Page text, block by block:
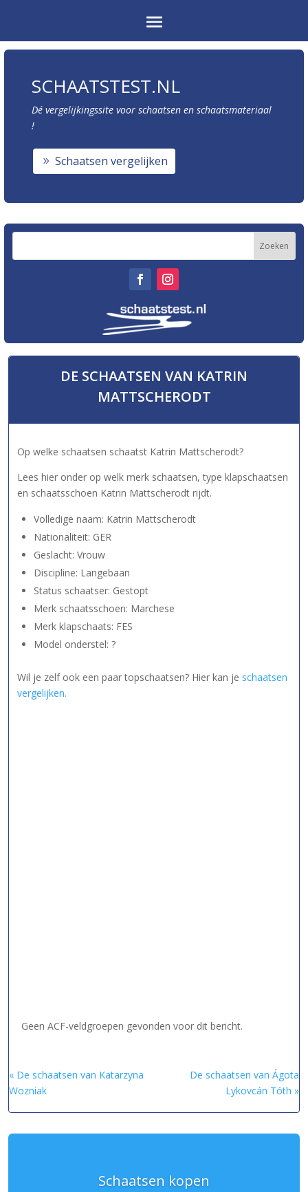
SCHAATSTEST.NL
Dé vergelijkingssite voor schaatsen en schaatsmateriaal
!
Schaatsen vergelijken
DE SCHAATSEN VAN KATRIN
MATTSCHERODT
Op welke schaatsen schaatst Katrin Mattscherodt?
Lees hier onder op welk merk schaatsen, type klapschaatsen
en schaatsschoen Katrin Mattscherodt rijdt.
Volledige naam: Katrin Mattscherodt
Nationaliteit: GER
Geslacht: Vrouw
Discipline: Langebaan
Status schaatser: Gestopt
Merk schaatsschoen: Marchese
Merk klapschaats: FES
Model onderstel: ?
Wil je zelf ook een paar topschaatsen? Hier kan je schaatsen
vergelijken.
Geen ACF-veldgroepen gevonden voor dit bericht.
« De schaatsen van Katarzyna
Wozniak
De schaatsen van Ágota
Lykovcán Tóth »
Schaatsen kopen